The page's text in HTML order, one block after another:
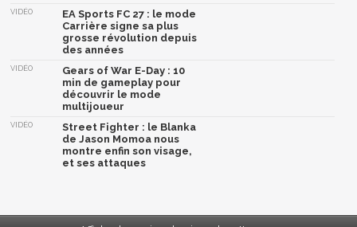
VIDÉO
EA Sports FC 27 : le mode
Carrière signe sa plus
grosse révolution depuis
des années
VIDÉO
Gears of War E-Day : 10
min de gameplay pour
découvrir le mode
multijoueur
VIDÉO
Street Fighter : le Blanka
de Jason Momoa nous
montre enfin son visage,
et ses attaques